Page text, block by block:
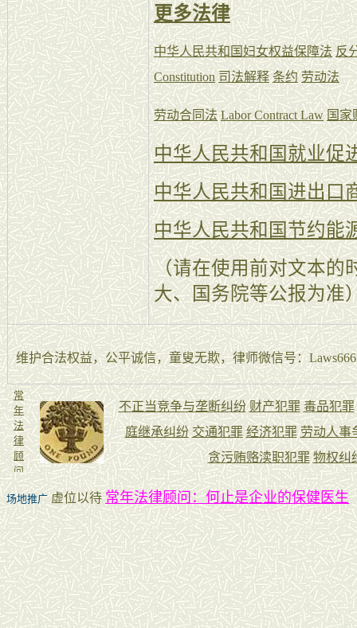
更多法律
中华人民共和国妇女权益保障法 反
Constitution 司法解释 条约 劳动法
劳动合同法 Labor Contract Law 国家
中华人民共和国就业促
中华人民共和国进出口
中华人民共和国节约能
（请在使用前对文本的
大、国务院等公报为准
维护合法权益，公平诚信，童叟无欺，律师微信号：
场地推广虚位以待常年法律顾问：何止是企业的保健医生